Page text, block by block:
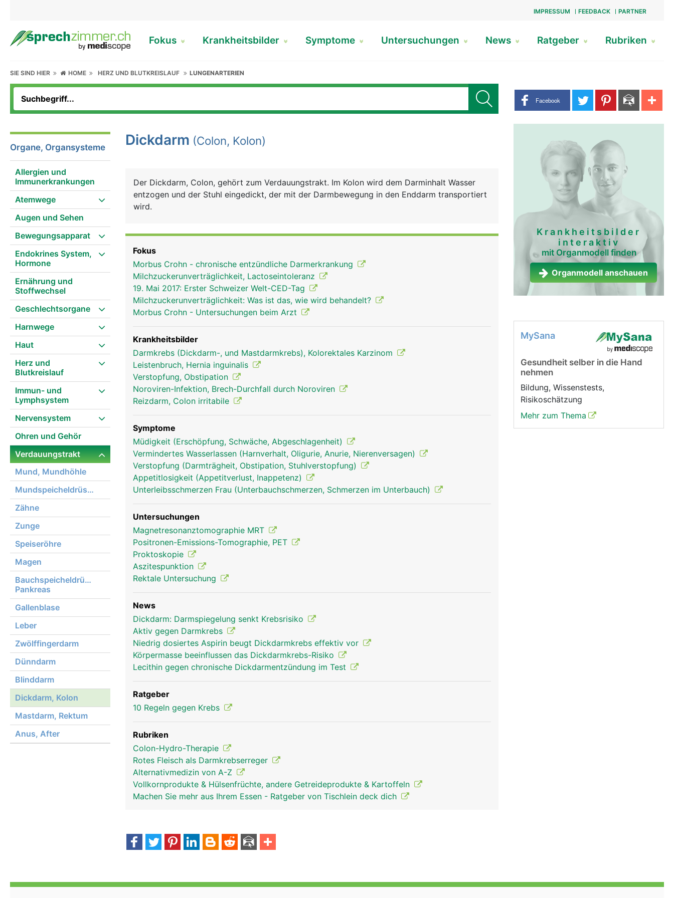
IMPRESSUM FEEDBACK PARTNER
Fokus Krankheitsbilder Symptome Untersuchungen News Ratgeber Rubriken
SIE SIND HIER HOME HERZ UND BLUTKREISLAUF LUNGENARTERIEN
Share buttons
Facebook
Organe, Organsysteme
Allergien und
Immunerkrankungen
Atemwege
Augen und Sehen
Bewegungsapparat
Endokrines System,
Hormone
Ernährung und
Stoffwechsel
Geschlechtsorgane
Harnwege
Haut
Herz und
Blutkreislauf
Immun- und
Lymphsystem
Nervensystem
Ohren und Gehör
Verdauungstrakt
Mund, Mundhöhle
Mundspeicheldrüsen
Zähne
Zunge
Speiseröhre
Magen
Bauchspeicheldrüse,
Pankreas
Gallenblase
Leber
Zwölffingerdarm
Dünndarm
Blinddarm
Dickdarm, Kolon
Mastdarm, Rektum
Anus, After
Dickdarm (Colon, Kolon)
Der Dickdarm, Colon, gehört zum Verdauungstrakt. Im Kolon wird dem Darminhalt Wasser
entzogen und der Stuhl eingedickt, der mit der Darmbewegung in den Enddarm transportiert
wird.
Fokus
Morbus Crohn - chronische entzündliche Darmerkrankung
Milchzuckerunverträglichkeit, Lactoseintoleranz
19. Mai 2017: Erster Schweizer Welt-CED-Tag
Milchzuckerunverträglichkeit: Was ist das, wie wird behandelt?
Morbus Crohn - Untersuchungen beim Arzt
Krankheitsbilder
Darmkrebs (Dickdarm-, und Mastdarmkrebs), Kolorektales Karzinom
Leistenbruch, Hernia inguinalis
Verstopfung, Obstipation
Noroviren-Infektion, Brech-Durchfall durch Noroviren
Reizdarm, Colon irritabile
Symptome
Müdigkeit (Erschöpfung, Schwäche, Abgeschlagenheit)
Vermindertes Wasserlassen (Harnverhalt, Oligurie, Anurie, Nierenversagen)
Verstopfung (Darmträgheit, Obstipation, Stuhlverstopfung)
Appetitlosigkeit (Appetitverlust, Inappetenz)
Unterleibsschmerzen Frau (Unterbauchschmerzen, Schmerzen im Unterbauch)
Untersuchungen
Magnetresonanztomographie MRT
Positronen-Emissions-Tomographie, PET
Proktoskopie
Aszitespunktion
Rektale Untersuchung
News
Dickdarm: Darmspiegelung senkt Krebsrisiko
Aktiv gegen Darmkrebs
Niedrig dosiertes Aspirin beugt Dickdarmkrebs effektiv vor
Körpermasse beeinflussen das Dickdarmkrebs-Risiko
Lecithin gegen chronische Dickdarmentzündung im Test
Ratgeber
10 Regeln gegen Krebs
Rubriken
Colon-Hydro-Therapie
Rotes Fleisch als Darmkrebserreger
Alternativmedizin von A-Z
Vollkornprodukte & Hülsenfrüchte, andere Getreideprodukte & Kartoffeln
Machen Sie mehr aus Ihrem Essen - Ratgeber von Tischlein deck dich
Krankheitsbilder
interaktiv
mit Organmodell finden
Organmodell anschauen
MySana
Gesundheit selber in die Hand
nehmen
Bildung, Wissenstests,
Risikoschätzung
Mehr zum Thema